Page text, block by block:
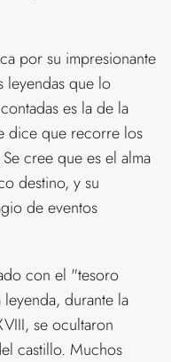
por su impresionante
leyendas que lo
es la de la
dice que recorre los
cree que es el alma
destino, y su
de eventos
con el "tesoro
durante la
se ocultaron
castillo. Muchos